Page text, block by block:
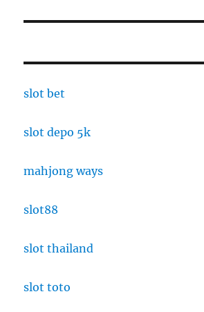
slot bet
slot depo 5k
mahjong ways
slot88
slot thailand
slot toto